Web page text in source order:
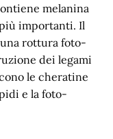
melanina
importanti. Il
rottura foto-
dei legami
le cheratine
e la foto-